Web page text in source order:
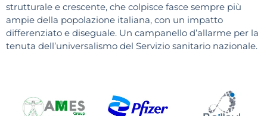
strutturale e crescente, che colpisce fasce sempre più
ampie della popolazione italiana, con un impatto
differenziato e diseguale. Un campanello d’allarme per la
tenuta dell’universalismo del Servizio sanitario nazionale.